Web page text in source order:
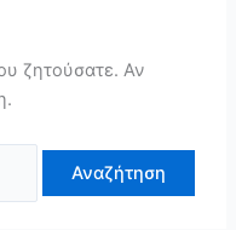
ζητούσατε. Αν